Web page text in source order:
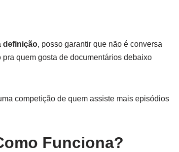
definição, posso garantir que não é conversa
quem gosta de documentários debaixo
competição de quem assiste mais episódios
Funciona?